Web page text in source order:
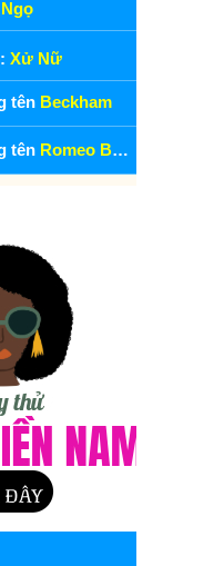
Xử Nữ
tên Beckham
tên Romeo Beckham